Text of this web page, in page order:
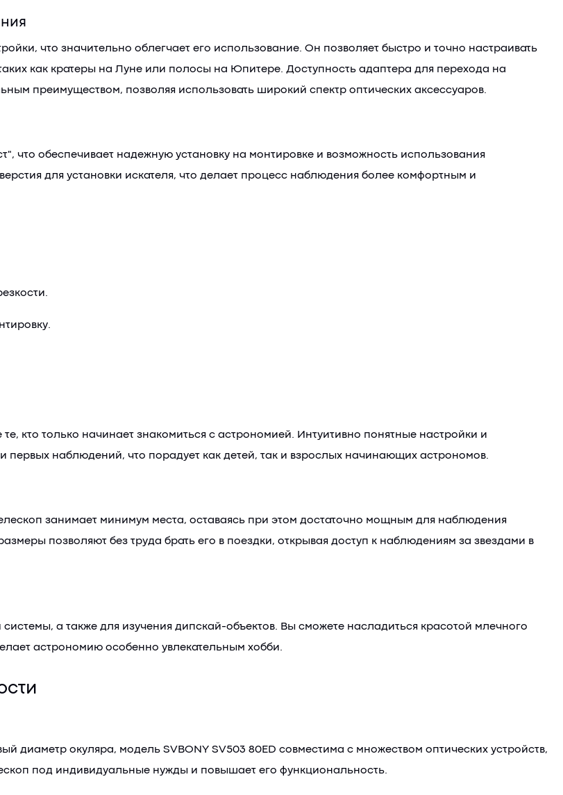
что значительно облегчает его использование. Он позволяет быстро и точно настраивать
как кратеры на Луне или полосы на Юпитере. Доступность адаптера для перехода на
преимуществом, позволяя использовать широкий спектр оптических аксессуаров.
что обеспечивает надежную установку на монтировке и возможность использования
для установки искателя, что делает процесс наблюдения более комфортным и
кто только начинает знакомиться с астрономией. Интуитивно понятные настройки и
наблюдений, что порадует как детей, так и взрослых начинающих астрономов.
занимает минимум места, оставаясь при этом достаточно мощным для наблюдения
позволяют без труда брать его в поездки, открывая доступ к наблюдениям за звездами в
а также для изучения дипскай-объектов. Вы сможете насладиться красотой млечного
астрономию особенно увлекательным хобби.
диаметр окуляра, модель SVBONY SV503 80ED совместима с множеством оптических устройств,
под индивидуальные нужды и повышает его функциональность.